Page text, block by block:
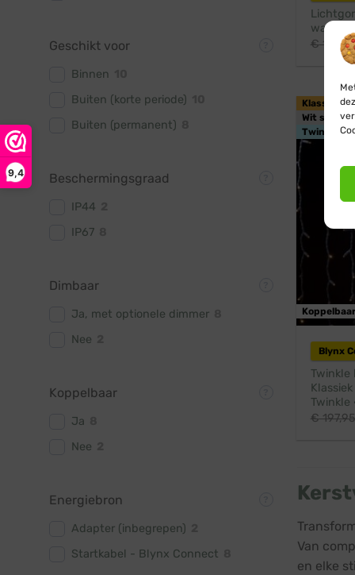
9,4
Geschikt voor
Binnen
Buiten (korte periode)
Buiten (permanent)
Beschermingsgraad
IP44
IP67
Dimbaar
Ja, met optionele dimmer
Nee
Koppelbaar
Ja
Nee
Energiebron
Adapter (inbegrepen)
Startkabel - Blynx Connect
warm
€
Klassiek
Wit snoer
Twinkle
Koppelbaar
Blynx
Twinkle
Twinkle
€197,95
Van
en elke